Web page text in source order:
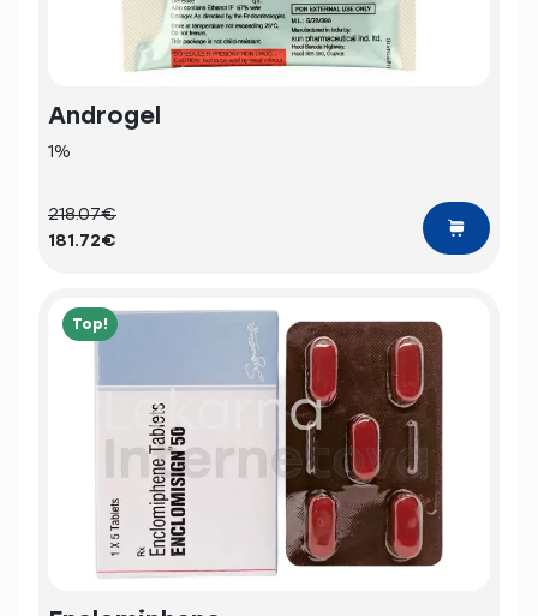
Androgel
1%
218.07€
181.72€
Top!